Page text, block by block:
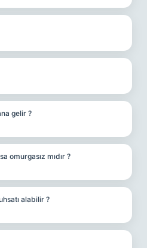
gelir ?
omurgasız mıdır ?
alabilir ?